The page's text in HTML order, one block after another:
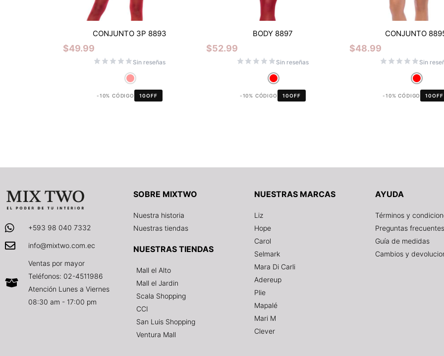
CONJUNTO 3P 8893
$49.99
Sin reseñas
-10% CÓDIGO 10OFF
BODY 8897
$52.99
Sin reseñas
-10% CÓDIGO 10OFF
CONJUNTO
$48.99
Sin
-10% CÓDIGO 10OFF
+593 98 040 7332
info@mixtwo.com.ec
Ventas por mayor
Teléfonos: 02-4511986
Atención Lunes a Viernes
08:30 am - 17:00 pm
SOBRE MIXTWO
Nuestra historia
Nuestras tiendas
NUESTRAS TIENDAS
Mall el Alto
Mall el Jardin
Scala Shopping
CCI
San Luis Shopping
Ventura Mall
NUESTRAS MARCAS
Liz
Hope
Carol
Selmark
Mara Di Carli
Adereup
Plie
Mapalé
Mari M
Clever
AYUDA
Términos y
Preguntas frecuentes
Guía de medidas
Cambios y